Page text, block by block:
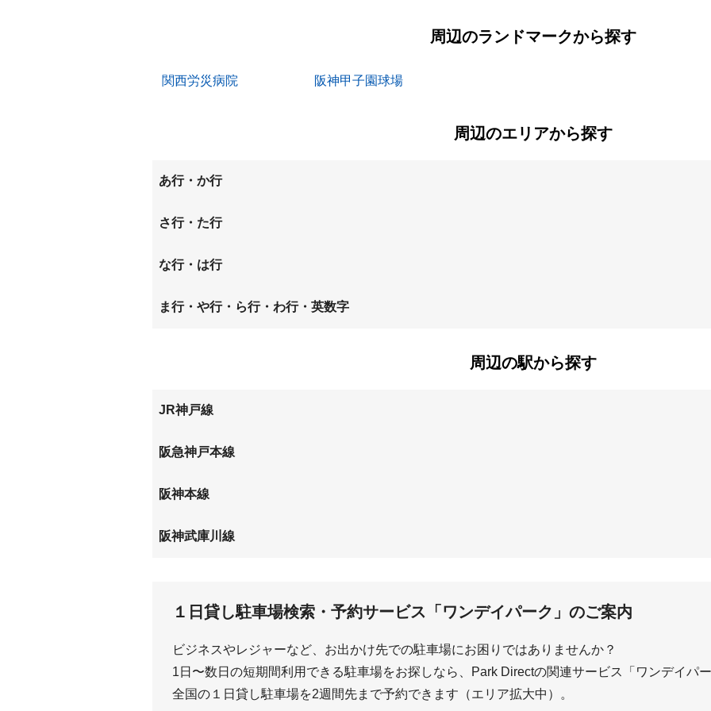
周辺のランドマークから探す
関西労災病院 阪神甲子園球場
周辺のエリアから探す
あ行・か行
上鳴尾町
大庄中通
甲子園七番町
さ行・た行
昭和通
な行・は行
中島町 七松町
ま行・や行・ら行・わ行・英数字
周辺の駅から探す
JR神戸線
甲子園口
阪急神戸本線
武庫之荘
阪神本線
出屋敷
阪神武庫川線
１日貸し駐車場検索・予約サービス「ワンデイパーク」のご案内
ビジネスやレジャーなど、お出かけ先での駐車場にお困りではありませんか？
1日〜数日の短期間利用できる駐車場をお探しなら、Park Directの関連サービス「ワンデイパ
全国の１日貸し駐車場を2週間先まで予約できます（エリア拡大中）。